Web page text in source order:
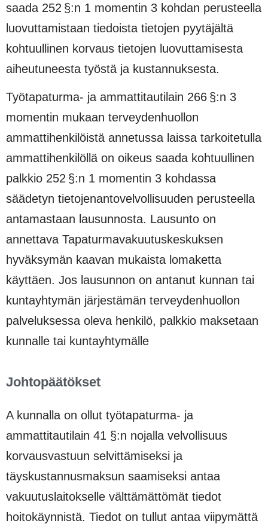
saada 252 §:n 1 momentin 3 kohdan perusteella
luovuttamistaan tiedoista tietojen pyytäjältä
kohtuullinen korvaus tietojen luovuttamisesta
aiheutuneesta työstä ja kustannuksesta.
Työtapaturma- ja ammattitautilain 266 §:n 3
momentin mukaan terveydenhuollon
ammattihenkilöistä annetussa laissa tarkoitetulla
ammattihenkilöllä on oikeus saada kohtuullinen
palkkio 252 §:n 1 momentin 3 kohdassa
säädetyn tietojenantovelvollisuuden perusteella
antamastaan lausunnosta. Lausunto on
annettava Tapaturmavakuutuskeskuksen
hyväksymän kaavan mukaista lomaketta
käyttäen. Jos lausunnon on antanut kunnan tai
kuntayhtymän järjestämän terveydenhuollon
palveluksessa oleva henkilö, palkkio maksetaan
kunnalle tai kuntayhtymälle
Johtopäätökset
A kunnalla on ollut työtapaturma- ja
ammattitautilain 41 §:n nojalla velvollisuus
korvausvastuun selvittämiseksi ja
täyskustannusmaksun saamiseksi antaa
vakuutuslaitokselle välttämättömät tiedot
hoitokäynnistä. Tiedot on tullut antaa viipymättä